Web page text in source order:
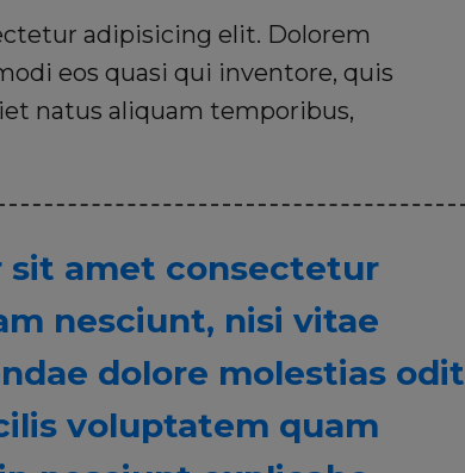
adipisicing elit. Dolorem
eos quasi qui inventore, quis
natus aliquam temporibus,
sit amet consectetur
nesciunt, nisi vitae
dolore molestias odit
voluptatem quam